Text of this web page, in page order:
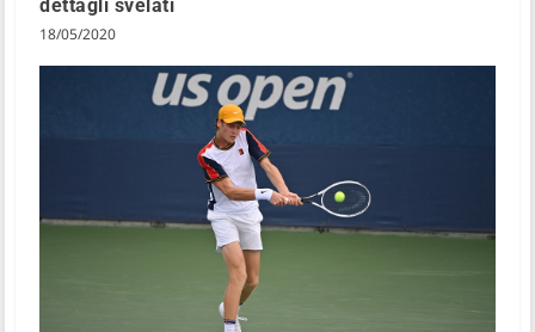
dettagli svelati
18/05/2020